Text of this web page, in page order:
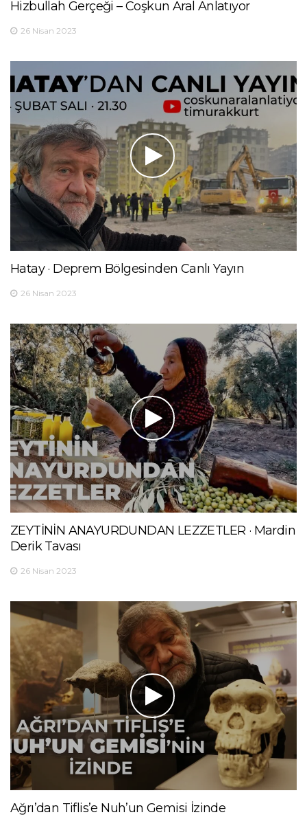
Hizbullah Gerçeği – Coşkun Aral Anlatıyor
26 Nisan 2023
Hatay · Deprem Bölgesinden Canlı Yayın
26 Nisan 2023
ZEYTİNİN ANAYURDUNDAN LEZZETLER · Mardin
Derik Tavası
26 Nisan 2023
Ağrı’dan Tiflis’e Nuh’un Gemisi İzinde